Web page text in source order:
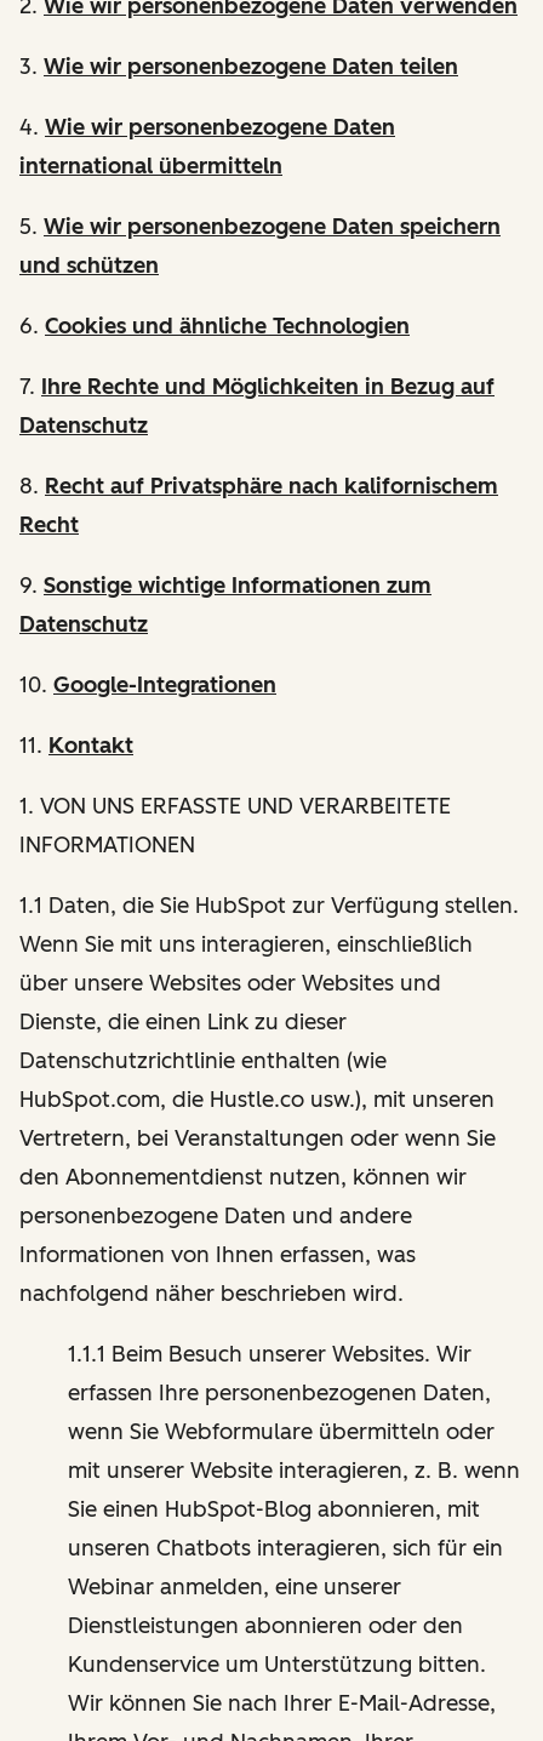
2. Wie wir personenbezogene Daten verwenden
3. Wie wir personenbezogene Daten teilen
4. Wie wir personenbezogene Daten
international übermitteln
5. Wie wir personenbezogene Daten speichern
und schützen
6. Cookies und ähnliche Technologien
7. Ihre Rechte und Möglichkeiten in Bezug auf
Datenschutz
8. Recht auf Privatsphäre nach kalifornischem
Recht
9. Sonstige wichtige Informationen zum
Datenschutz
10. Google-Integrationen
11. Kontakt
1. VON UNS ERFASSTE UND VERARBEITETE
INFORMATIONEN
1.1 Daten, die Sie HubSpot zur Verfügung stellen.
Wenn Sie mit uns interagieren, einschließlich
über unsere Websites oder Websites und
Dienste, die einen Link zu dieser
Datenschutzrichtlinie enthalten (wie
HubSpot.com, die Hustle.co usw.), mit unseren
Vertretern, bei Veranstaltungen oder wenn Sie
den Abonnementdienst nutzen, können wir
personenbezogene Daten und andere
Informationen von Ihnen erfassen, was
nachfolgend näher beschrieben wird.
1.1.1 Beim Besuch unserer Websites. Wir
erfassen Ihre personenbezogenen Daten,
wenn Sie Webformulare übermitteln oder
mit unserer Website interagieren, z. B. wenn
Sie einen HubSpot-Blog abonnieren, mit
unseren Chatbots interagieren, sich für ein
Webinar anmelden, eine unserer
Dienstleistungen abonnieren oder den
Kundenservice um Unterstützung bitten.
Wir können Sie nach Ihrer E-Mail-Adresse,